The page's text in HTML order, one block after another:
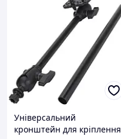
Універсальний
кронштейн для кріплення